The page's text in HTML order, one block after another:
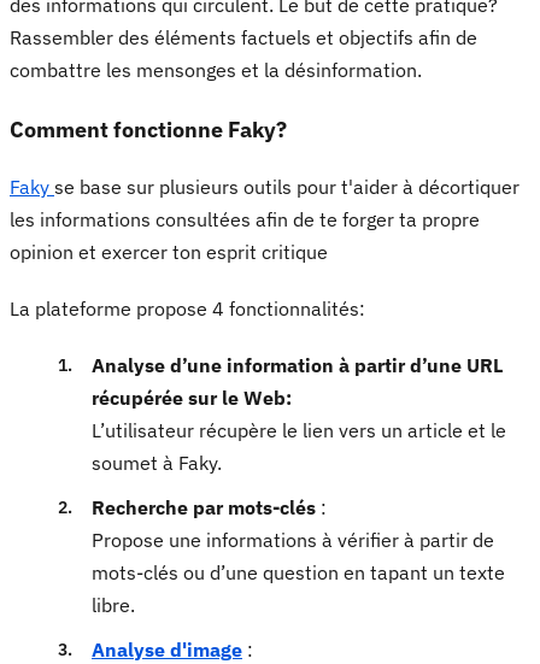
des informations qui circulent. Le but de cette pratique?
Rassembler des éléments factuels et objectifs afin de
combattre les mensonges et la désinformation.
Comment fonctionne Faky?
Faky se base sur plusieurs outils pour t'aider à décortiquer
les informations consultées afin de te forger ta propre
opinion et exercer ton esprit critique
La plateforme propose 4 fonctionnalités:
Analyse d’une information à partir d’une URL
récupérée sur le Web:
L’utilisateur récupère le lien vers un article et le
soumet à Faky.
Recherche par mots-clés :
Propose une informations à vérifier à partir de
mots-clés ou d’une question en tapant un texte
libre.
Analyse d'image :